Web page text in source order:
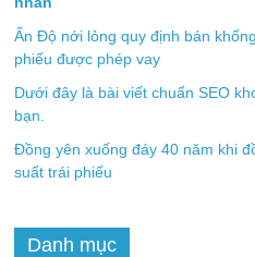
Ấn Độ nới lỏng quy định bán
phiếu được phép vay
Dưới đây là bài viết chuẩn SEO
bạn.
Đồng yên xuống đáy 40 năm khi
suất trái phiếu
Danh mục